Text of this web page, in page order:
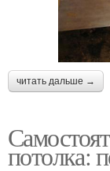
читать дальше →
потолка: